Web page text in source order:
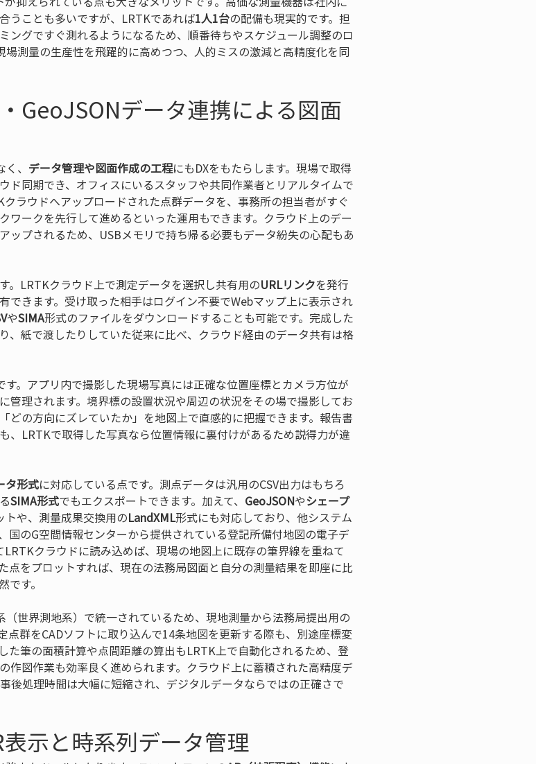
うことも多いですが、LRTKであれば1人1台の配備も現実的です。担
ングですぐ測れるようになるため、順番待ちやスケジュール調整のロ
測量の生産性を飛躍的に高めつつ、人的ミスの激減と高精度化を同
GeoJSONデータ連携による図面
、 データ管理や図面作成の工程にもDXをもたらします。現場で取得
ド同期でき、オフィスにいるスタッフや共同作業者とリアルタイムで
ラウドへアップロードされた点群データを、事務所の担当者がすぐ
ワークを先行して進めるといった運用もできます。クラウド上のデー
ップされるため、USBメモリで持ち帰る必要もデータ紛失の心配もあ
。LRTKクラウド上で測定データを選択し共有用のURLリンクを発行
できます。受け取った相手はログイン不要でWebマップ上に表示され
やSIMA形式のファイルをダウンロードすることも可能です。完成した
、紙で渡したりしていた従来に比べ、クラウド経由のデータ共有は格
す。アプリ内で撮影した現場写真には正確な位置座標とカメラ方位が
管理されます。境界標の設置状況や周辺の状況をその場で撮影してお
どの方向にズレていたか」を地図上で直感的に把握できます。報告書
、LRTKで取得した写真なら位置情報に裏付けがあるため説得力が違
タ形式に対応している点です。測点データは汎用のCSV出力はもちろ
SIMA形式でもエクスポートできます。加えて、 GeoJSONやシェープ
トや、測量成果交換用のLandXML形式にも対応しており、他システム
国のG空間情報センターから提供されている登記所備付地図の電子デ
クラウドに読み込めば、現場の地図上に既存の筆界線を重ねて
点をプロットすれば、現在の法務局図面と自分の測量結果を即座に比
す。
世界測地系）で統一されているため、現地測量から法務局提出用の
点群をCADソフトに取り込んで14条地図を更新する際も、別途座標変
た筆の面積計算や点間距離の算出もLRTK上で自動化されるため、登
作図作業も効率良く進められます。クラウド上に蓄積された高精度デ
後処理時間は大幅に短縮され、デジタルデータならではの正確さで
示と時系列データ管理